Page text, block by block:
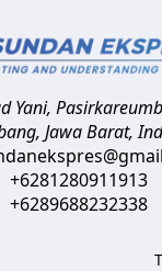
Yani,
Jawa Barat,
+6281280911913
+6289688232338